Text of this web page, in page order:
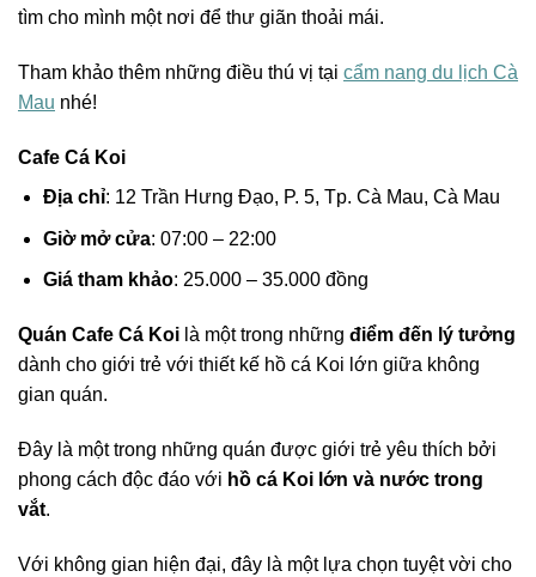
tìm cho mình một nơi để thư giãn thoải mái.
Tham khảo thêm những điều thú vị tại cẩm nang du lịch Cà
Mau nhé!
Cafe Cá Koi
Địa chỉ: 12 Trần Hưng Đạo, P. 5, Tp. Cà Mau, Cà Mau
Giờ mở cửa: 07:00 – 22:00
Giá tham khảo: 25.000 – 35.000 đồng
Quán Cafe Cá Koi là một trong những điểm đến lý tưởng
dành cho giới trẻ với thiết kế hồ cá Koi lớn giữa không
gian quán.
Đây là một trong những quán được giới trẻ yêu thích bởi
phong cách độc đáo với hồ cá Koi lớn và nước trong
vắt.
Với không gian hiện đại, đây là một lựa chọn tuyệt vời cho